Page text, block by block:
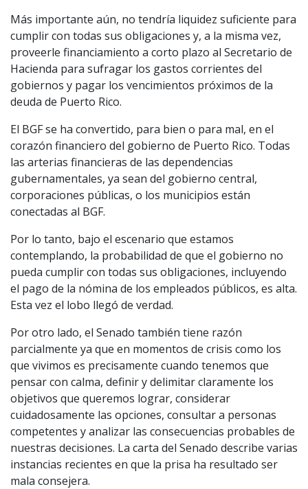
Más importante aún, no tendría liquidez suficiente para
cumplir con todas sus obligaciones y, a la misma vez,
proveerle financiamiento a corto plazo al Secretario de
Hacienda para sufragar los gastos corrientes del
gobiernos y pagar los vencimientos próximos de la
deuda de Puerto Rico.
El BGF se ha convertido, para bien o para mal, en el
corazón financiero del gobierno de Puerto Rico. Todas
las arterias financieras de las dependencias
gubernamentales, ya sean del gobierno central,
corporaciones públicas, o los municipios están
conectadas al BGF.
Por lo tanto, bajo el escenario que estamos
contemplando, la probabilidad de que el gobierno no
pueda cumplir con todas sus obligaciones, incluyendo
el pago de la nómina de los empleados públicos, es alta.
Esta vez el lobo llegó de verdad.
Por otro lado, el Senado también tiene razón
parcialmente ya que en momentos de crisis como los
que vivimos es precisamente cuando tenemos que
pensar con calma, definir y delimitar claramente los
objetivos que queremos lograr, considerar
cuidadosamente las opciones, consultar a personas
competentes y analizar las consecuencias probables de
nuestras decisiones. La carta del Senado describe varias
instancias recientes en que la prisa ha resultado ser
mala consejera.